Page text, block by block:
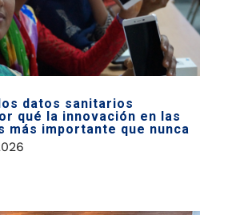
datos sanitarios
qué la innovación en las
más importante que nunca